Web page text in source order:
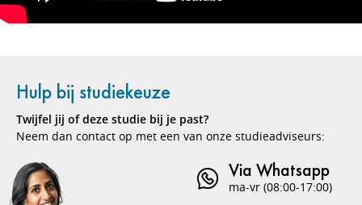
Hulp bij studiekeuze
Twijfel jij of deze studie bij je past?
Neem dan contact op met een van onze studieadviseurs:
Via Whatsapp
ma-vr (08:00-17:00)